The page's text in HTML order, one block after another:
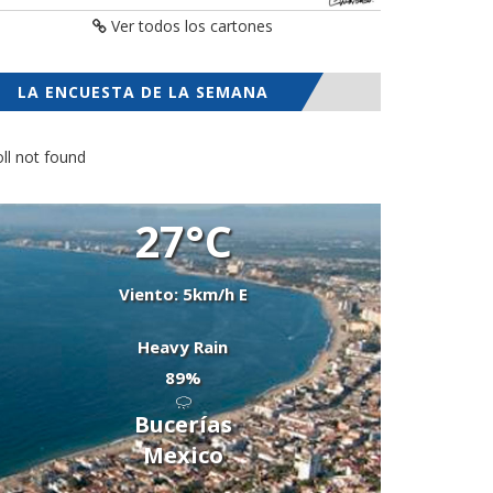
Ver todos los cartones
LA ENCUESTA DE LA SEMANA
not found
27°C
Viento: 5km/h E
Heavy Rain
89%
Bucerías
Mexico